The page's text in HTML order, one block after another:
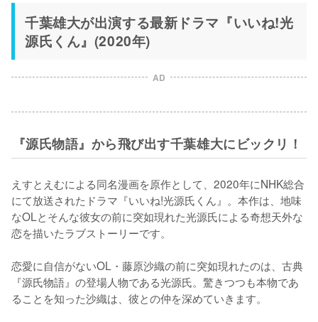
千葉雄大が出演する最新ドラマ『いいね!光
源氏くん』(2020年)
AD
『源氏物語』から飛び出す千葉雄大にビックリ！
えすとえむによる同名漫画を原作として、2020年にNHK総合
にて放送されたドラマ『いいね!光源氏くん』。本作は、地味
なOLとそんな彼女の前に突如現れた光源氏による奇想天外な
恋を描いたラブストーリーです。
恋愛に自信がないOL・藤原沙織の前に突如現れたのは、古典
『源氏物語』の登場人物である光源氏。驚きつつも本物であ
ることを知った沙織は、彼との仲を深めていきます。